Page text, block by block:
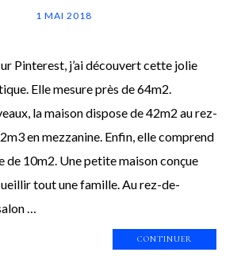
1 MAI 2018
Pinterest, j’ai découvert cette jolie
Elle mesure près de 64m2.
la maison dispose de 42m2 au rez-
en mezzanine. Enfin, elle comprend
de 10m2. Une petite maison conçue
tout une famille. Au rez-de-
…
CONTINUER